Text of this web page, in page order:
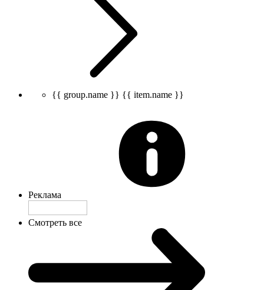
{{ group.name }} {{ item.name }}
Реклама
Смотреть все